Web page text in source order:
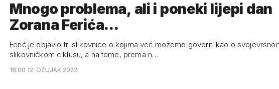
Mnogo problema, ali i poneki lijepi dan
Zorana Ferića...
Ferić je objavio tri slikovnice o kojima već možemo govoriti kao o
slikovničkom ciklusu, a na tome, prema n…
18:00 12. OŽUJAK 2022.